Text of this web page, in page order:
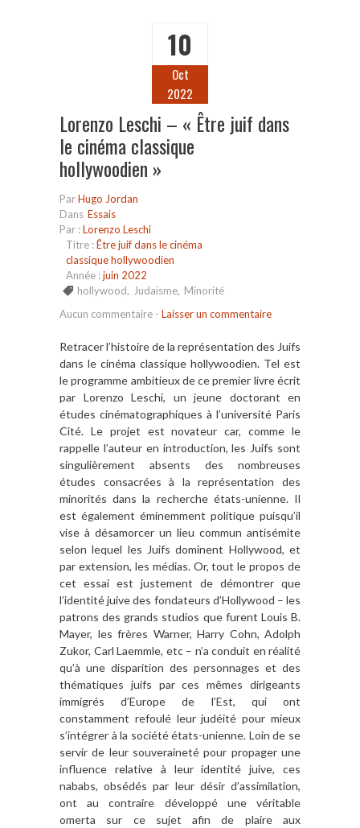
10
Oct
2022
Lorenzo Leschi – « Être juif dans
le cinéma classique
hollywoodien »
ParHugo Jordan
Dans Essais
Par :Lorenzo Leschi
Titre :Être juif dans le cinéma
classique hollywoodien
Année :juin 2022
hollywood, Judaïsme, Minorité
Aucun commentaire - Laisser un commentaire
Retracer l’histoire de la représentation des Juifs
dans le cinéma classique hollywoodien. Tel est
le programme ambitieux de ce premier livre écrit
par Lorenzo Leschi, un jeune doctorant en
études cinématographiques à l’université Paris
Cité. Le projet est novateur car, comme le
rappelle l’auteur en introduction, les Juifs sont
singulièrement absents des nombreuses
études consacrées à la représentation des
minorités dans la recherche états-unienne. Il
est également éminemment politique puisqu’il
vise à désamorcer un lieu commun antisémite
selon lequel les Juifs dominent Hollywood, et
par extension, les médias. Or, tout le propos de
cet essai est justement de démontrer que
l’identité juive des fondateurs d’Hollywood – les
patrons des grands studios que furent Louis B.
Mayer, les frères Warner, Harry Cohn, Adolph
Zukor, Carl Laemmle, etc – n’a conduit en réalité
qu’à une disparition des personnages et des
thématiques juifs par ces mêmes dirigeants
immigrés d’Europe de l’Est, qui ont
constamment refoulé leur judéité pour mieux
s’intégrer à la société états-unienne. Loin de se
servir de leur souveraineté pour propager une
influence relative à leur identité juive, ces
nababs, obsédés par leur désir d’assimilation,
ont au contraire développé une véritable
omerta sur ce sujet afin de plaire aux